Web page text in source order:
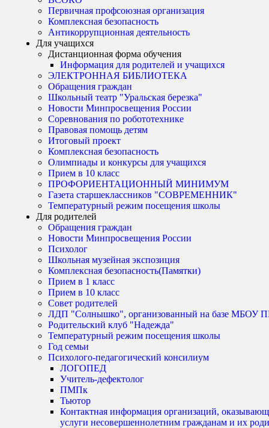
Первичная профсоюзная организация
Комплексная безопасность
Антикоррупционная деятельность
Для учащихся
Дистанционная форма обучения
Информация для родителей и учащихся
ЭЛЕКТРОННАЯ БИБЛИОТЕКА
Обращения граждан
Школьный театр "Уральская березка"
Новости Минпросвещения России
Соревнования по робототехнике
Правовая помощь детям
Итоговый проект
Комплексная безопасность
Олимпиады и конкурсы для учащихся
Прием в 10 класс
ПРОФОРИЕНТАЦИОННЫЙ МИНИМУМ
Газета старшеклассников "СОВРЕМЕННИК"
Температурный режим посещения школы
Для родителей
Обращения граждан
Новости Минпросвещения России
Психолог
Школьная музейная экспозиция
Комплексная безопасность(Памятки)
Прием в 1 класс
Прием в 10 класс
Совет родителей
ЛДП "Солнышко", организованный на базе
Родительский клуб "Надежда"
Температурный режим посещения школы
Год семьи
Психолого-педагогический консилиум
ЛОГОПЕД
Учитель-дефектолог
ПМПк
Тьютор
Контактная информация организаций,
услуги несовершеннолетним гражданам и их